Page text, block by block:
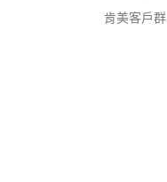
肯美客戶群